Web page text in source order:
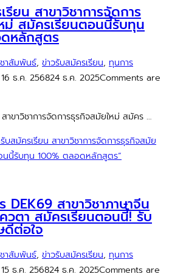
ยน สาขาวิชาการจัดการ
ม่ สมัครเรียนตอนนี้รับทุน
หลักสูตร
าสัมพันธ์, ข่าวรับสมัครเรียน, ทุนการ
16 ธ.ค. 256824 ธ.ค. 2025Comments are
าขาวิชาการจัดการธุรกิจสมัยใหม่ สมัคร …
บสมัครเรียน สาขาวิชาการจัดการธุรกิจสมัย
นนี้รับทุน 100% ตลอดหลักสูตร”
DEK69 สาขาวิชาภาษาจีน
วตา สมัครเรียนตอนนี้! รับ
ต่อใจ
าสัมพันธ์, ข่าวรับสมัครเรียน, ทุนการ
15 ธ.ค. 256824 ธ.ค. 2025Comments are